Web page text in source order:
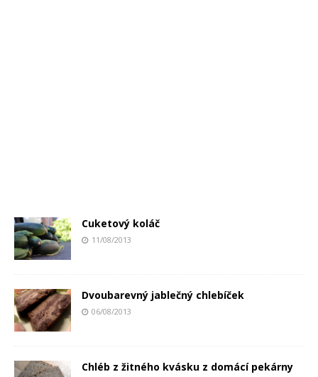
Cuketový koláč
11/08/2013
Dvoubarevný jablečný chlebíček
06/08/2013
Chléb z žitného kvásku z domácí pekárny